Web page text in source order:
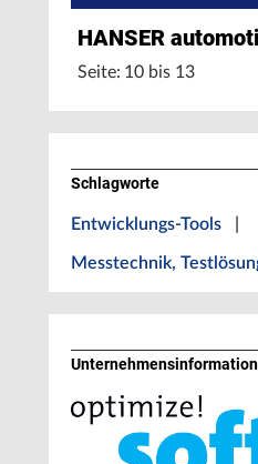
HANSER
Seite: 10 bis 13
Schlagworte
Entwicklungs-Tools
Messtechnik,
Unternehmens­information